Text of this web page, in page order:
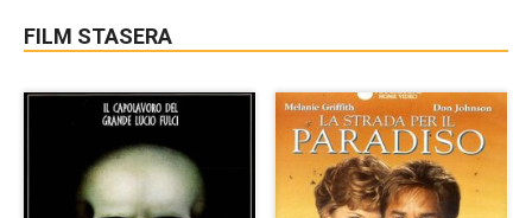
FILM STASERA